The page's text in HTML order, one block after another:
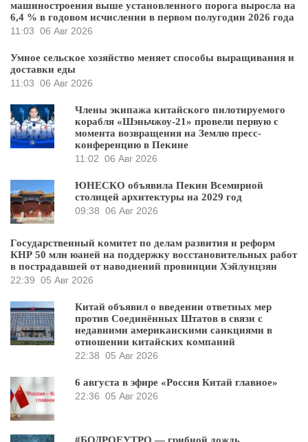
машиностроения выше установленного порога выросла на
6,4 % в годовом исчислении в первом полугодии 2026 года
11:03 06 Авг 2026
Умное сельское хозяйство меняет способы выращивания и
доставки еды
11:03 06 Авг 2026
Члены экипажа китайского пилотируемого
корабля «Шэньчжоу-21» провели первую с
момента возвращения на Землю пресс-
конференцию в Пекине
11:02 06 Авг 2026
ЮНЕСКО объявила Пекин Всемирной
столицей архитектуры на 2029 год
09:38 06 Авг 2026
Государственный комитет по делам развития и реформ
КНР 50 млн юаней на поддержку восстановительных работ
в пострадавшей от наводнений провинции Хэйлунцзян
22:39 05 Авг 2026
Китай объявил о введении ответных мер
против Соединённых Штатов в связи с
недавними американскими санкциями в
отношении китайских компаний
22:38 05 Авг 2026
6 августа в эфире «Россия Китай главное»
22:36 05 Авг 2026